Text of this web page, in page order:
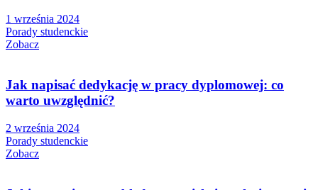
1 września 2024
Porady studenckie
Zobacz
Jak napisać dedykację w pracy dyplomowej: co
warto uwzględnić?
2 września 2024
Porady studenckie
Zobacz